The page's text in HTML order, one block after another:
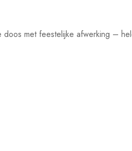
met feestelijke afwerking –